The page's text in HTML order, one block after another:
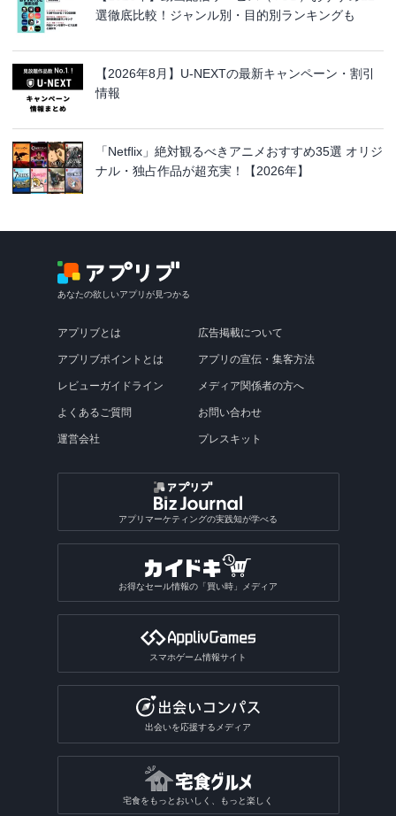
選徹底比較！ジャンル別・目的別ランキングも
【2026年8月】U-NEXTの最新キャンペーン・割引
情報
「Netflix」絶対観るべきアニメおすすめ35選 オリジ
ナル・独占作品が超充実！【2026年】
あなたの欲しいアプリが見つかる
アプリブとは
アプリブポイントとは
レビューガイドライン
よくあるご質問
運営会社
広告掲載について
アプリの宣伝・集客方法
メディア関係者の方へ
お問い合わせ
プレスキット
アプリマーケティングの実践知が学べる
お得なセール情報の「買い時」メディア
スマホゲーム情報サイト
出会いを応援するメディア
宅食をもっとおいしく、もっと楽しく